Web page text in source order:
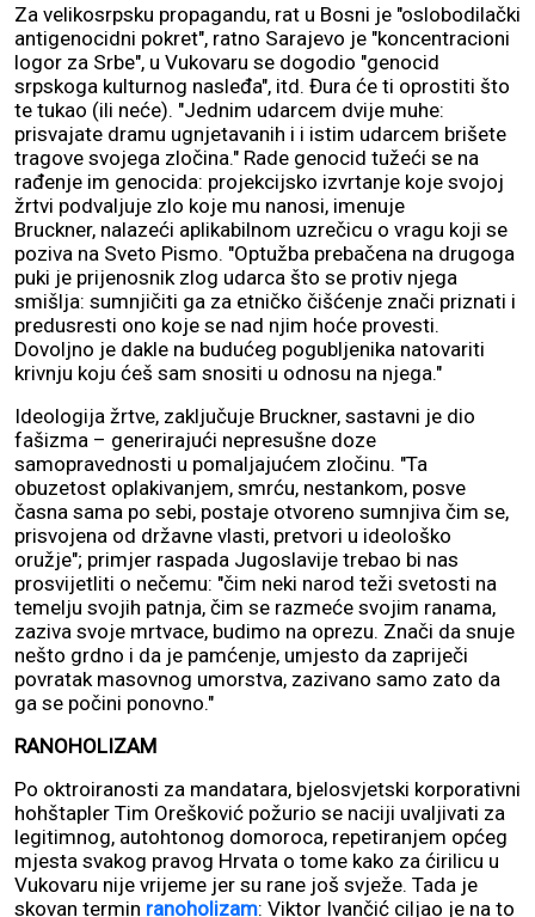
Za velikosrpsku propagandu, rat u Bosni je "oslobodilački
antigenocidni pokret", ratno Sarajevo je "koncentracioni
logor za Srbe", u Vukovaru se dogodio "genocid
srpskoga kulturnog nasleđa", itd. Đura će ti oprostiti što
te tukao (ili neće). "Jednim udarcem dvije muhe:
prisvajate dramu ugnjetavanih i i istim udarcem brišete
tragove svojega zločina." Rade genocid tužeći se na
rađenje im genocida: projekcijsko izvrtanje koje svojoj
žrtvi podvaljuje zlo koje mu nanosi, imenuje
Bruckner, nalazeći aplikabilnom uzrečicu o vragu koji se
poziva na Sveto Pismo. "Optužba prebačena na drugoga
puki je prijenosnik zlog udarca što se protiv njega
smišlja: sumnjičiti ga za etničko čišćenje znači priznati i
predusresti ono koje se nad njim hoće provesti.
Dovoljno je dakle na budućeg pogubljenika natovariti
krivnju koju ćeš sam snositi u odnosu na njega."
Ideologija žrtve, zaključuje Bruckner, sastavni je dio
fašizma – generirajući nepresušne doze
samopravednosti u pomaljajućem zločinu. "Ta
obuzetost oplakivanjem, smrću, nestankom, posve
časna sama po sebi, postaje otvoreno sumnjiva čim se,
prisvojena od državne vlasti, pretvori u ideološko
oružje"; primjer raspada Jugoslavije trebao bi nas
prosvijetliti o nečemu: "čim neki narod teži svetosti na
temelju svojih patnja, čim se razmeće svojim ranama,
zaziva svoje mrtvace, budimo na oprezu. Znači da snuje
nešto grdno i da je pamćenje, umjesto da zapriječi
povratak masovnog umorstva, zazivano samo zato da
ga se počini ponovno."
RANOHOLIZAM
Po oktroiranosti za mandatara, bjelosvjetski korporativni
hohštapler Tim Orešković požurio se naciji uvaljivati za
legitimnog, autohtonog domoroca, repetiranjem općeg
mjesta svakog pravog Hrvata o tome kako za ćirilicu u
Vukovaru nije vrijeme jer su rane još svježe. Tada je
skovan termin ranoholizam: Viktor Ivančić ciljao je na to